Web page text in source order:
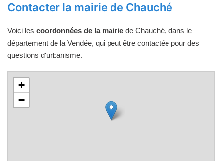
Contacter la mairie de Chauché
Voici les coordonnées de la mairie de Chauché, dans le
département de la Vendée, qui peut être contactée pour des
questions d'urbanisme.
+
−